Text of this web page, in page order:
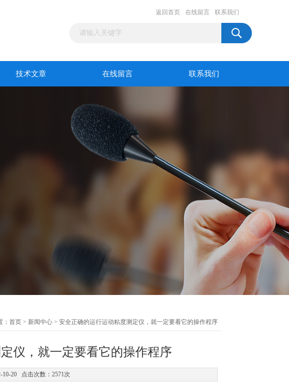
返回首页 在线留言 联系我们
技术文章 在线留言 联系我们
首页 > 新闻中心 > 安全正确的运行运动粘度测定仪，就一定要看它的操作程序
仪，就一定要看它的操作程序
10-20 点击次数：2571次